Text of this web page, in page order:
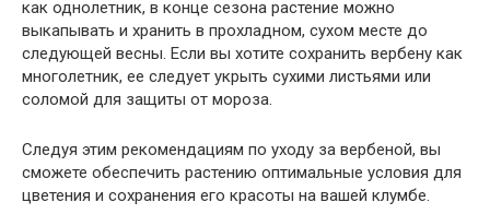
как однолетник, в конце сезона растение можно
выкапывать и хранить в прохладном, сухом месте до
следующей весны. Если вы хотите сохранить вербену как
многолетник, ее следует укрыть сухими листьями или
соломой для защиты от мороза.
Следуя этим рекомендациям по уходу за вербеной, вы
сможете обеспечить растению оптимальные условия для
цветения и сохранения его красоты на вашей клумбе.